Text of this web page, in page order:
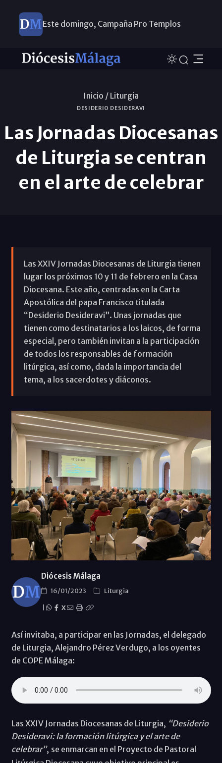
Este domingo, Campaña Pro Templos
Inicio / Liturgia
DESIDERIO DESIDERAVI
Las Jornadas Diocesanas
de Liturgia se centran
en el arte de celebrar
Las XXIV Jornadas Diocesanas de Liturgia tienen
lugar los próximos 10 y 11 de febrero en la Casa
Diocesana. Este año, centradas en la Carta
Apostólica del papa Francisco titulada
“Desiderio Desideravi”. Unas jornadas que
tienen como destinatarios a los laicos, de forma
especial, pero también invitan a la participación
de todos los responsables de formación
litúrgica, así como, dada la importancia del
tema, a los sacerdotes y diáconos.
Diócesis Málaga
16/01/2023
Liturgia
X
Así invitaba, a participar en las Jornadas, el delegado
de Liturgia, Alejandro Pérez Verdugo, a los oyentes
de COPE Málaga:
Las XXIV Jornadas Diocesanas de Liturgia, “Desiderio
Desideravi: la formación litúrgica y el arte de
celebrar”, se enmarcan en el Proyecto de Pastoral